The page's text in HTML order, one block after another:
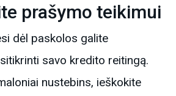
prašymo teikimui
dėl paskolos galite
savo kredito reitingą.
nustebins, ieškokite